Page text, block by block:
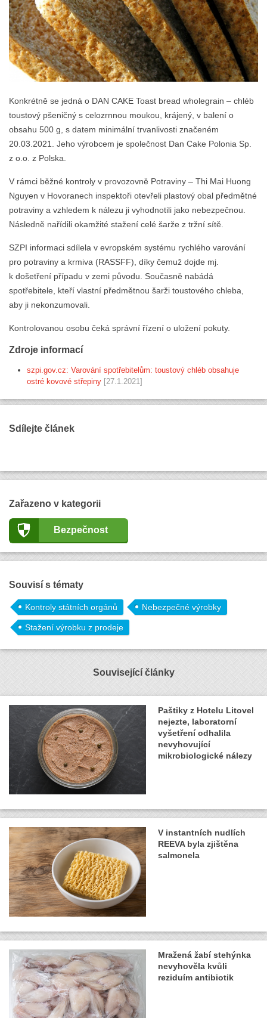
Konkrétně se jedná o DAN CAKE Toast bread wholegrain – chléb
toustový pšeničný s celozrnnou moukou, krájený, v balení o
obsahu 500 g, s datem minimální trvanlivosti značeném
20.03.2021. Jeho výrobcem je společnost Dan Cake Polonia Sp.
z o.o. z Polska.
V rámci běžné kontroly v provozovně Potraviny – Thi Mai Huong
Nguyen v Hovoranech inspektoři otevřeli plastový obal předmětné
potraviny a vzhledem k nálezu ji vyhodnotili jako nebezpečnou.
Následně nařídili okamžité stažení celé šarže z tržní sítě.
SZPI informaci sdílela v evropském systému rychlého varování
pro potraviny a krmiva (RASSFF), díky čemuž dojde mj.
k došetření případu v zemi původu. Současně nabádá
spotřebitele, kteří vlastní předmětnou šarži toustového chleba,
aby ji nekonzumovali.
Kontrolovanou osobu čeká správní řízení o uložení pokuty.
Zdroje informací
szpi.gov.cz: Varování spotřebitelům: toustový chléb obsahuje
ostré kovové střepiny [27.1.2021]
Sdílejte článek
Zařazeno v kategorii
Bezpečnost
Souvisí s tématy
Kontroly státních orgánů Nebezpečné výrobky
Stažení výrobku z prodeje
Související články
Paštiky z Hotelu Litovel
nejezte, laboratorní
vyšetření odhalila
nevyhovující
mikrobiologické nálezy
V instantních nudlích
REEVA byla zjištěna
salmonela
Mražená žabí stehýnka
nevyhověla kvůli
reziduím antibiotik